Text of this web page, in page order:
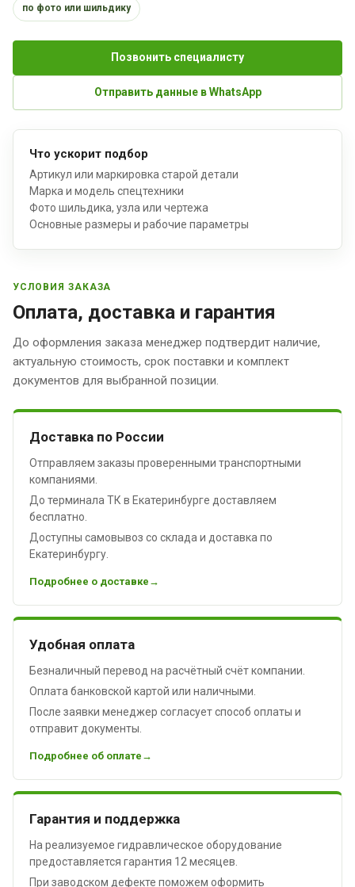
по фото или шильдику
Позвонить специалисту
Отправить данные в WhatsApp
Что ускорит подбор
Артикул или маркировка старой детали
Марка и модель спецтехники
Фото шильдика, узла или чертежа
Основные размеры и рабочие параметры
УСЛОВИЯ ЗАКАЗА
Оплата, доставка и гарантия
До оформления заказа менеджер подтвердит наличие,
актуальную стоимость, срок поставки и комплект
документов для выбранной позиции.
Доставка по России
Отправляем заказы проверенными транспортными
компаниями.
До терминала ТК в Екатеринбурге доставляем
бесплатно.
Доступны самовывоз со склада и доставка по
Екатеринбургу.
Подробнее о доставке
Удобная оплата
Безналичный перевод на расчётный счёт компании.
Оплата банковской картой или наличными.
После заявки менеджер согласует способ оплаты и
отправит документы.
Подробнее об оплате
Гарантия и поддержка
На реализуемое гидравлическое оборудование
предоставляется гарантия 12 месяцев.
При заводском дефекте поможем оформить